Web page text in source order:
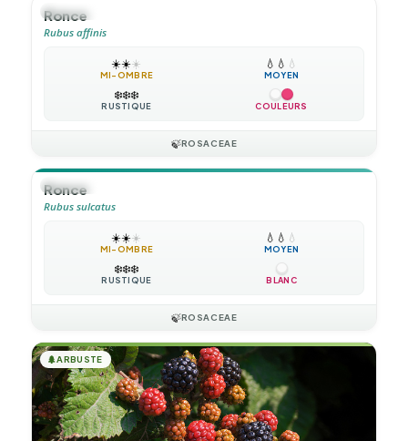
🪴VIVACE
Ronce
Rubus affinis
☀️☀️☀️
MI-OMBRE
💧 💧 💧
MOYEN
❄️❄️❄️
RUSTIQUE COULEURS
🍃ROSACEAE
🪴VIVACE
Ronce
Rubus sulcatus
☀️☀️☀️
MI-OMBRE
💧 💧 💧
MOYEN
❄️❄️❄️
RUSTIQUE BLANC
🍃ROSACEAE
🌲ARBUSTE